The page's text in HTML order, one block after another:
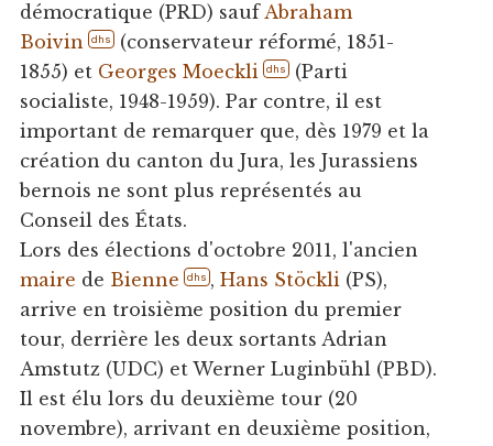
démocratique (PRD) saufAbraham
Boivin
dhs (conservateur réformé, 1851-
1855) et Georges Moeckli dhs (Parti
socialiste, 1948-1959). Par contre, il est
important de remarquer que, dès 1979 et la
création du canton du Jura, les Jurassiens
bernois ne sont plus représentés au
Conseil des États.
Lors des élections d'octobre 2011, l'ancien
maire de Bienne dhs , Hans Stöckli(PS),
arrive en troisième position du premier
tour, derrière les deux sortants Adrian
Amstutz (UDC) et Werner Luginbühl (PBD).
Il est élu lors du deuxième tour (20
novembre), arrivant en deuxième position,